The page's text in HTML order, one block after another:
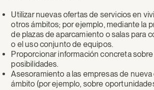
Utilizar nuevas ofertas de servicios en
otros ámbitos; por ejemplo, mediante la
de plazas de aparcamiento o salas para
o el uso conjunto de equipos.
Proporcionar información concreta
posibilidades.
Asesoramiento a las empresas de
ámbito (por ejemplo, sobre